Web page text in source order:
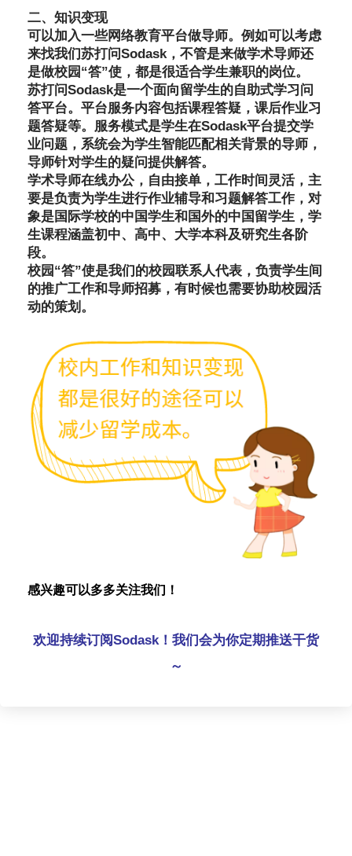
二、知识变现
可以加入一些网络教育平台做导师。例如可以考虑
来找我们苏打问Sodask，不管是来做学术导师还
是做校园“答”使，都是很适合学生兼职的岗位。
苏打问Sodask是一个面向留学生的自助式学习问
答平台。平台服务内容包括课程答疑，课后作业习
题答疑等。服务模式是学生在Sodask平台提交学
业问题，系统会为学生智能匹配相关背景的导师，
导师针对学生的疑问提供解答。
学术导师在线办公，自由接单，工作时间灵活，主
要是负责为学生进行作业辅导和习题解答工作，对
象是国际学校的中国学生和国外的中国留学生，学
生课程涵盖初中、高中、大学本科及研究生各阶
段。
校园“答”使是我们的校园联系人代表，负责学生间
的推广工作和导师招募，有时候也需要协助校园活
动的策划。
感兴趣可以多多关注我们！
欢迎持续订阅Sodask！我们会为你定期推送干货
～